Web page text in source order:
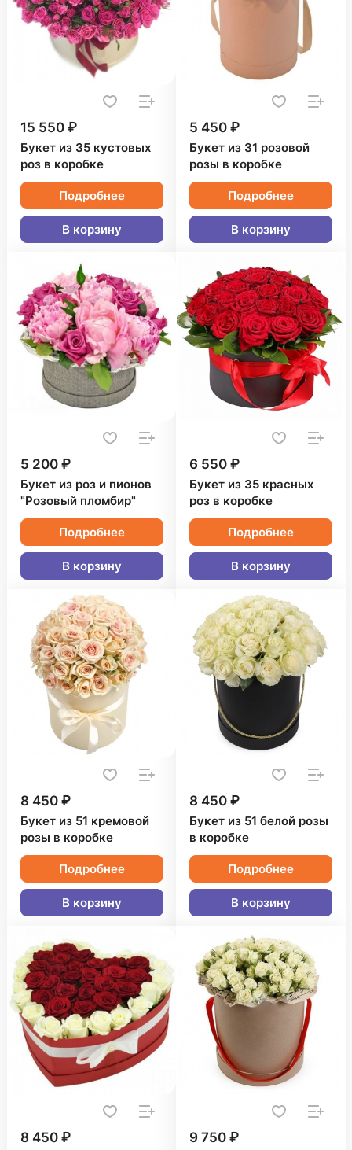
15 550 ₽
Букет из 35 кустовых
роз в коробке
Подробнее
В корзину
5 450 ₽
Букет из 31 розовой
розы в коробке
Подробнее
В корзину
5 200 ₽
Букет из роз и пионов
"Розовый пломбир"
Подробнее
В корзину
6 550 ₽
Букет из 35 красных
роз в коробке
Подробнее
В корзину
8 450 ₽
Букет из 51 кремовой
розы в коробке
Подробнее
В корзину
8 450 ₽
Букет из 51 белой розы
в коробке
Подробнее
В корзину
8 450 ₽ 9 750 ₽